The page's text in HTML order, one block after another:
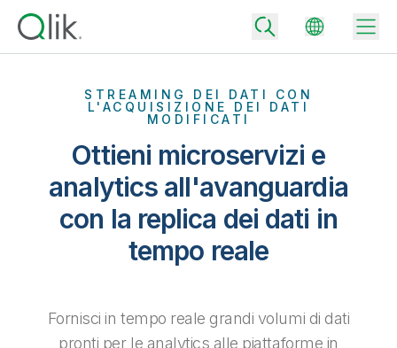
Back
Back
Perché Qlik
Trasforma i tuoi dati in risultati aziendali di successo
Aumenta il valore degli strumenti di analisi e integrazione di Qlik
Integrazione dei dati
Tutti i prodotti
Back
Piani per integrazione e qualità dei dati
Back
Libreria risorse
STREAMING DEI DATI CON
L'ACQUISIZIONE DEI DATI
MODIFICATI
Ottieni microservizi e
analytics all'avanguardia
con la replica dei dati in
tempo reale
Fornisci in tempo reale grandi volumi di dati
pronti per le analytics alle piattaforme in